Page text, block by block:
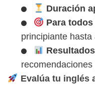
Duración
Para
principiante hasta
Evalúa tu inglés